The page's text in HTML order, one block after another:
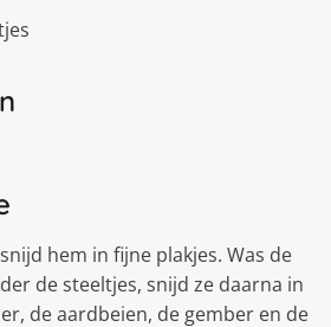
hem in fijne plakjes. Was de
de steeltjes, snijd ze daarna in
de aardbeien, de gember en de